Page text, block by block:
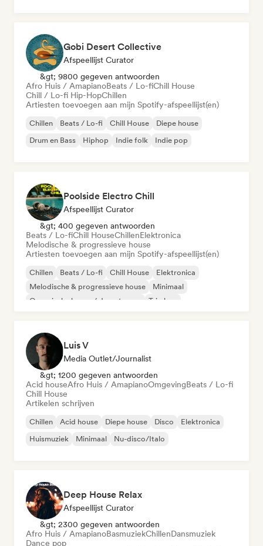
Gobi Desert Collective
Afspeellijst Curator
&gt; 9800 gegeven antwoorden
Afro Huis / AmapianoBeats / Lo-fiChill House
Chill / Lo-fi Hip-HopChillen
Artiesten toevoegen aan mijn Spotify-afspeellijst(en)
Chillen Beats / Lo-fi Chill House
Diepe house
Drum en Bass
Hiphop Indie folk Indie pop
Poolside Electro Chill
Afspeellijst Curator
&gt; 400 gegeven antwoorden
Beats / Lo-fiChill HouseChillenElektronica
Melodische & progressieve house
Artiesten toevoegen aan mijn Spotify-afspeellijst(en)
Chillen Beats / Lo-fi Chill House
Elektronica
Melodische & progressieve house
Minimaal
Organische house / downtempo
Trip hop
Luis V
Media Outlet/Journalist
&gt; 1200 gegeven antwoorden
Acid houseAfro Huis / AmapianoOmgevingBeats / Lo-fi
Chill House
Artikelen schrijven
Chillen Acid house Diepe house Disco
Elektronica
Huismuziek
Minimaal Nu-disco/Italo
Deep House Relax
Afspeellijst Curator
&gt; 2300 gegeven antwoorden
Afro Huis / AmapianoBasmuziekChillenDansmuziek
Dance pop